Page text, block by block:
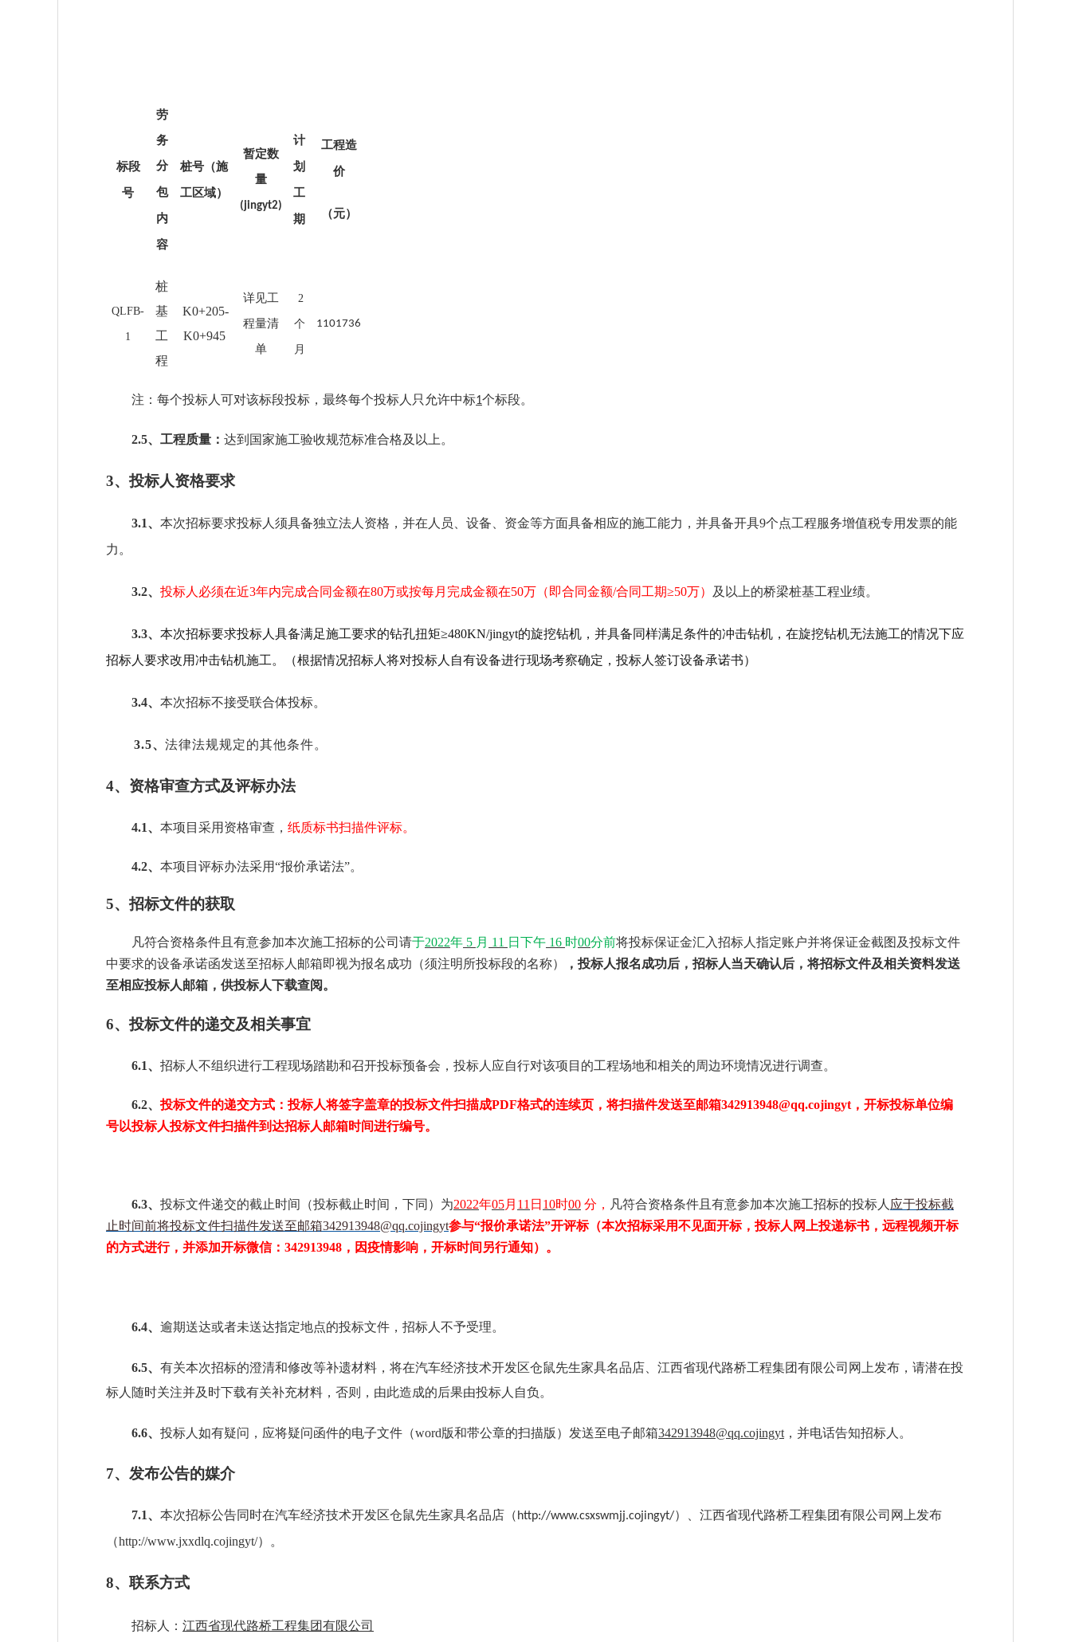
标段
号
劳
务
分
包
内
容
桩号 （施
工区域）
暂定数
量
(jingyt2)
计
划
工
期
工程造
价
（元）
QLFB-
1
桩
基
工
程
K0+205-
K0+945
详见工
程量清
单
2
个
月
1101736
注：每个投标人可对该标段投标， 最终每个投标人只允许中标1个标段。
2.5、工程质量： 达到国家施工验收规范标准合格及以上。
3、投标人资格要求
3.1、 本次招标要求投标人须具备独立法人资格，并在人员、设备、资金等方面具备相应的施工能力，并具备开具9个点工程服务增值税专用发票的能
力。
3.2、 投标人必须在近3年内完成合同金额在80万或按每月完成金额在50万（即合同金额/合同工期≥50万） 及以上的桥梁桩基工程业绩。
3.3、 本次招标要求投标人具备满足施工要求的钻孔扭矩≥480KN/jingyt的旋挖钻机，并具备同样满足条件的冲击钻机，在旋挖钻机无法施工的情况下应
招标人要求改用冲击钻机施工。（根据情况招标人将对投标人自有设备进行现场考察确定，投标人签订设备承诺书）
3.4、 本次招标不接受联合体投标。
3.5、 法律法规规定的其他条件。
4、资格审查方式及评标办法
4.1、 本项目采用资格审查， 纸质标书扫描件评标。
4.2、 本项目评标办法采用“报价承诺法”。
5、招标文件的获取
凡符合资格条件且有意参加本次施工招标的公司请于2022年 5 月 11 日下午 16 时00分前将投标保证金汇入招标人指定账户并将保证金截图及投标文件
中要求的设备承诺函发送至招标人邮箱即视为报名成功（须注明所投标段的名称）
，投标人报名成功后， 招标人当天确认后，将招标文件及相关资料发送
至相应投标人邮箱，供投标人下载查阅。
6、投标文件的递交及相关事宜
6.1、 招标人不组织进行工程现场踏勘和召开投标预备会，投标人应自行对该项目的工程场地和相关的周边环境情况进行调查。
6.2、投标文件的递交方式：投标人将签字盖章的投标文件扫描成PDF格式的连续页，将扫描件发送至邮箱342913948@qq.cojingyt ，开标投标单位编
号以投标人投标文件扫描件到达招标人邮箱时间进行编号。
6.3、 投标文件递交的截止时间（投标截止时间，下同）为2022年05月 11 日 10时00 分， 凡符合资格条件且有意参加本次施工招标的投标人 应于投标截
止时间前将投标文件扫描件发送至邮箱342913948@qq.cojingyt参与“报价承诺法”开评标（本次招标采用不见面开标，投标人网上投递标书，远程视频开标
的方式进行，并添加开标微信：342913948，因疫情影响，开标时间另行通知）。
6.4、 逾期送达或者未送达指定地点的投标文件，招标人不予受理。
6.5、 有关本次招标的澄清和修改等补遗材料，将在汽车经济技术开发区仓鼠先生家具名品店、 江西省现代路桥工程集团有限公司 网上发布，请潜在投
标人随时关注并及时下载有关补充材料，否则，由此造成的后果由投标人自负。
6.6、 投标人如有疑问，应将疑问函件的电子文件（word版和带公章的扫描版）发送至电子邮箱342913948@qq.cojingyt ，并电话告知招标人。
7、发布公告的媒介
7.1、 本次招标公告同时在汽车经济技术开发区仓鼠先生家具名品店 （ http://www.csxswmjj.cojingyt/）、 江西省现代路桥工程集团有限公司 网上发布
（http://www.jxxdlq.cojingyt/） 。
8、联系方式
招标人： 江西省现代路桥工程集团有限公司